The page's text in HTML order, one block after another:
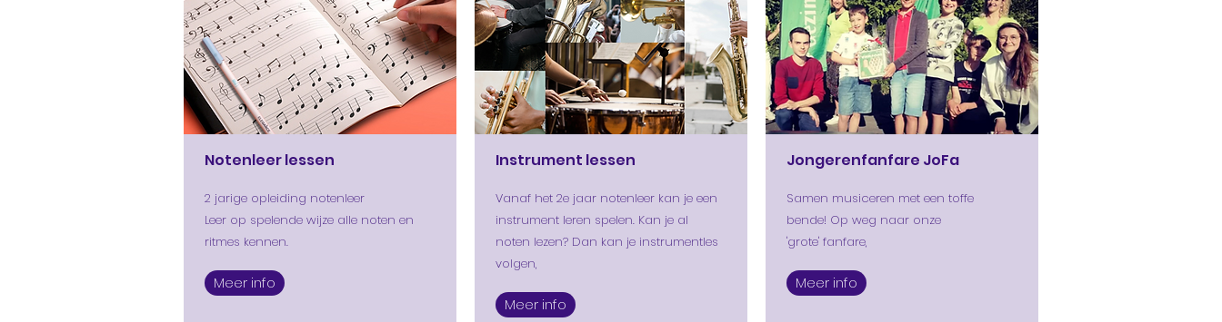
Notenleer lessen
2 jarige opleiding notenleer
Leer op spelende wijze alle noten en
ritmes kennen.
Meer info
Instrument lessen
Vanaf het 2e jaar notenleer kan je een
instrument leren spelen. Kan je al
noten lezen? Dan kan je instrumentles
volgen,
Meer info
Jongerenfanfare JoFa
Samen musiceren met een toffe
bende! Op weg naar onze
'grote' fanfare,
Meer info